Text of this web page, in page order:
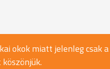
okok miatt jelenleg csak a